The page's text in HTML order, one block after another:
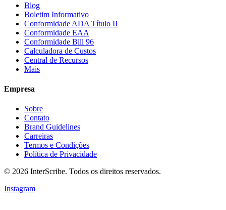
Blog
Boletim Informativo
Conformidade ADA Título II
Conformidade EAA
Conformidade Bill 96
Calculadora de Custos
Central de Recursos
Mais
Empresa
Sobre
Contato
Brand Guidelines
Carreiras
Termos e Condições
Política de Privacidade
© 2026 InterScribe. Todos os direitos reservados.
Instagram